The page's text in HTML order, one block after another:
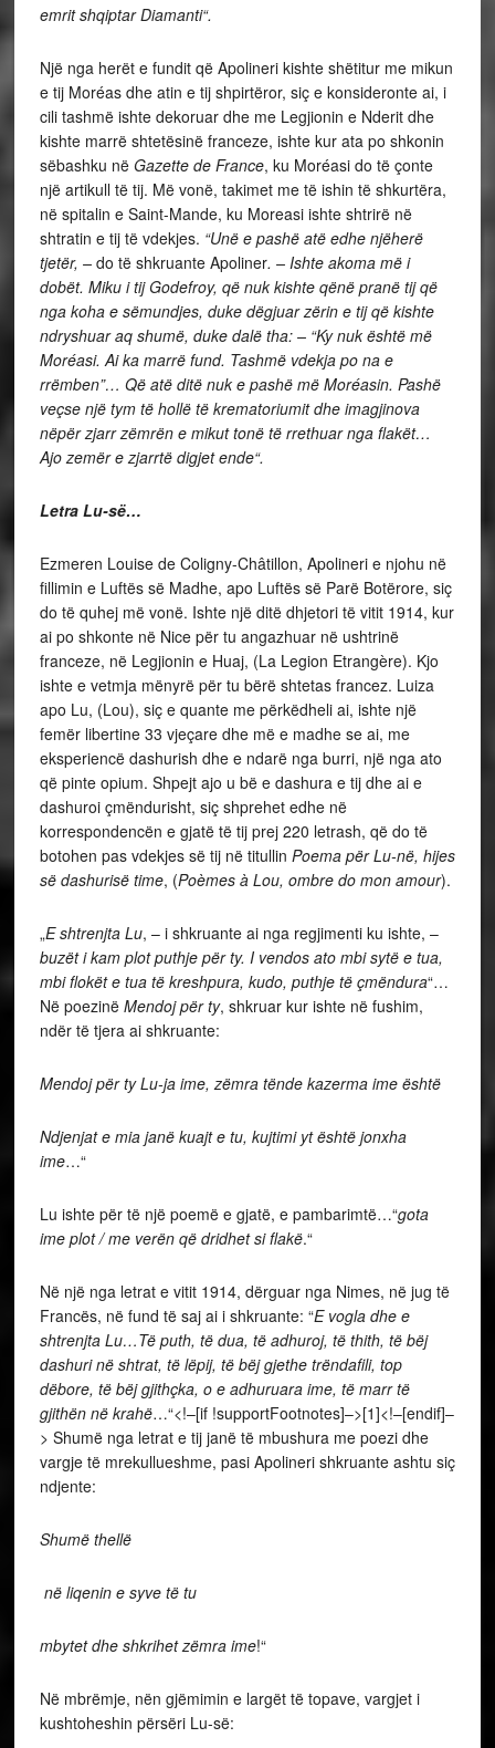
emrit shqiptar Diamanti“.
Një nga herët e fundit që Apolineri kishte shëtitur me mikun
e tij Moréas dhe atin e tij shpirtëror, siç e konsideronte ai, i
cili tashmë ishte dekoruar dhe me Legjionin e Nderit dhe
kishte marrë shtetësinë franceze, ishte kur ata po shkonin
sëbashku në Gazette de France, ku Moréasi do të çonte
një artikull të tij. Më vonë, takimet me të ishin të shkurtëra,
në spitalin e Saint-Mande, ku Moreasi ishte shtrirë në
shtratin e tij të vdekjes. “Unë e pashë atë edhe njëherë
tjetër, – do të shkruante Apoliner. – Ishte akoma më i
dobët. Miku i tij Godefroy, që nuk kishte qënë pranë tij që
nga koha e sëmundjes, duke dëgjuar zërin e tij që kishte
ndryshuar aq shumë, duke dalë tha: – “Ky nuk është më
Moréasi. Ai ka marrë fund. Tashmë vdekja po na e
rrëmben”… Që atë ditë nuk e pashë më Moréasin. Pashë
veçse një tym të hollë të krematoriumit dhe imagjinova
nëpër zjarr zëmrën e mikut tonë të rrethuar nga flakët…
Ajo zemër e zjarrtë digjet ende“.
Letra Lu-së…
Ezmeren Louise de Coligny-Châtillon, Apolineri e njohu në
fillimin e Luftës së Madhe, apo Luftës së Parë Botërore, siç
do të quhej më vonë. Ishte një ditë dhjetori të vitit 1914, kur
ai po shkonte në Nice për tu angazhuar në ushtrinë
franceze, në Legjionin e Huaj, (La Legion Etrangère). Kjo
ishte e vetmja mënyrë për tu bërë shtetas francez. Luiza
apo Lu, (Lou), siç e quante me përkëdheli ai, ishte një
femër libertine 33 vjeçare dhe më e madhe se ai, me
eksperiencë dashurish dhe e ndarë nga burri, një nga ato
që pinte opium. Shpejt ajo u bë e dashura e tij dhe ai e
dashuroi çmëndurisht, siç shprehet edhe në
korrespondencën e gjatë të tij prej 220 letrash, që do të
botohen pas vdekjes së tij në titullin Poema për Lu-në, hijes
së dashurisë time, (Poèmes à Lou, ombre do mon amour).
„E shtrenjta Lu, – i shkruante ai nga regjimenti ku ishte, –
buzët i kam plot puthje për ty. I vendos ato mbi sytë e tua,
mbi flokët e tua të kreshpura, kudo, puthje të çmëndura“…
Në poezinë Mendoj për ty, shkruar kur ishte në fushim,
ndër të tjera ai shkruante:
Mendoj për ty Lu-ja ime, zëmra tënde kazerma ime është
Ndjenjat e mia janë kuajt e tu, kujtimi yt është jonxha
ime…“
Lu ishte për të një poemë e gjatë, e pambarimtë…“gota
ime plot / me verën që dridhet si flakë.“
Në një nga letrat e vitit 1914, dërguar nga Nimes, në jug të
Francës, në fund të saj ai i shkruante: “E vogla dhe e
shtrenjta Lu…Të puth, të dua, të adhuroj, të thith, të bëj
dashuri në shtrat, të lëpij, të bëj gjethe trëndafili, top
dëbore, të bëj gjithçka, o e adhuruara ime, të marr të
gjithën në krahë…“<!–[if !supportFootnotes]–>[1]<!–[endif]–
> Shumë nga letrat e tij janë të mbushura me poezi dhe
vargje të mrekullueshme, pasi Apolineri shkruante ashtu siç
ndjente:
Shumë thellë
në liqenin e syve të tu
mbytet dhe shkrihet zëmra ime!“
Në mbrëmje, nën gjëmimin e largët të topave, vargjet i
kushtoheshin përsëri Lu-së: